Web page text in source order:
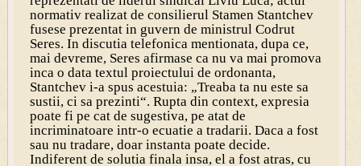
normativ realizat de consilierul Stamen Stantchev
fusese prezentat in guvern de ministrul Codrut
Seres. In discutia telefonica mentionata, dupa ce,
mai devreme, Seres afirmase ca nu va mai promova
inca o data textul proiectului de ordonanta,
Stantchev i-a spus acestuia: „Treaba ta nu este sa
sustii, ci sa prezinti“. Rupta din context, expresia
poate fi pe cat de sugestiva, pe atat de
incriminatoare intr-o ecuatie a tradarii. Daca a fost
sau nu tradare, doar instanta poate decide.
Indiferent de solutia finala insa, el a fost atras, cu